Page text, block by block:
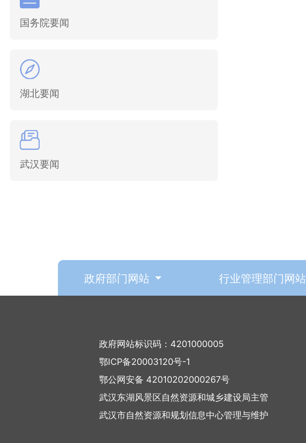
国务院要闻
湖北要闻
武汉要闻
政府部门网站 行业管理部门网站
政府网站标识码：4201000005
鄂ICP备20003120号-1
鄂公网安备 42010202000267号
武汉东湖风景区自然资源和城乡建设局主管
武汉市自然资源和规划信息中心管理与维护